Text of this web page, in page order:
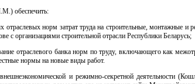
обеспечить:
отраслевых норм затрат труда на строительные, монтажные и
с организациями строительной отрасли Республики Беларусь;
отраслевого банка норм по труду, включающего как
нормы на новые виды работ.
и режимно-секретной деятельности